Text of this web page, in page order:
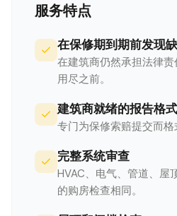
407-205-7228
预约检
服务特点
在保修期到期前发现
在建筑商仍然承担法律
用尽之前。
建筑商就绪的报告格式
专门为保修索赔提交而格
完整系统审查
HVAC、电气、管道、屋
的购房检查相同。